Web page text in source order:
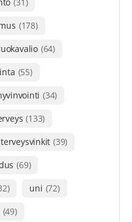
(178)
(64)
(55)
(34)
(133)
terveysvinkit (39)
(69)
uni (72)
(49)